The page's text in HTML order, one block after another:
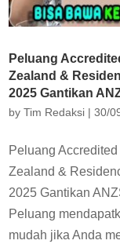
Peluang
Zealand &
2025 Gantikan
byTim Redaksi |30/
Peluang
Zealand &
2025 Gantikan
Peluang
mudah jika Anda